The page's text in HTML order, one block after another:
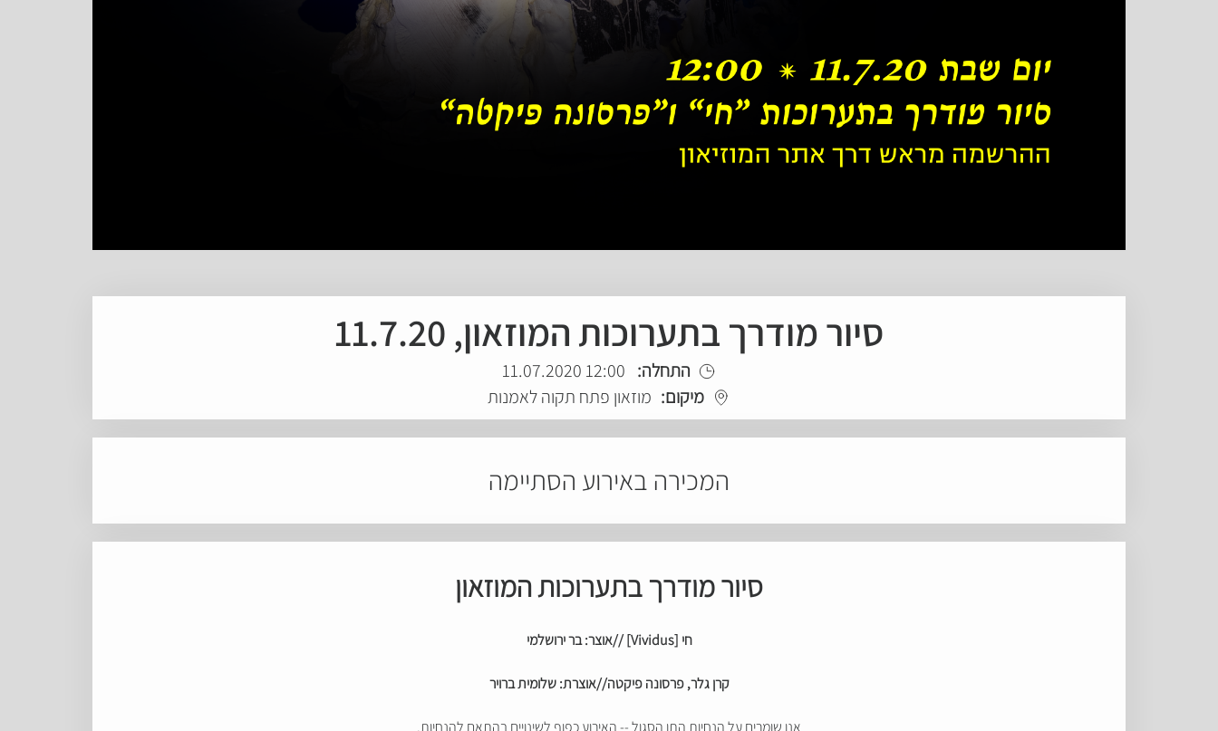
סיור מודרך בתערוכות המוזאון, 11.7.20
התחלה: 12:00 11.07.2020
מיקום: מוזאון פתח תקוה לאמנות
המכירה באירוע הסתיימה
סיור מודרך בתערוכות המוזאון
חי [Vividus] //אוצר: בר ירושלמי
קרן גלר, פרסונה פיקטה//אוצרת: שלומית ברויר
אנו שומרים על הנחיות התו הסגול -- האירוע כפוף לשינויים בהתאם להנחיות.